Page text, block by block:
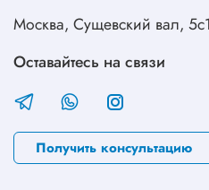
Москва, Сущевский вал,
Оставайтесь на связи
Получить консультацию